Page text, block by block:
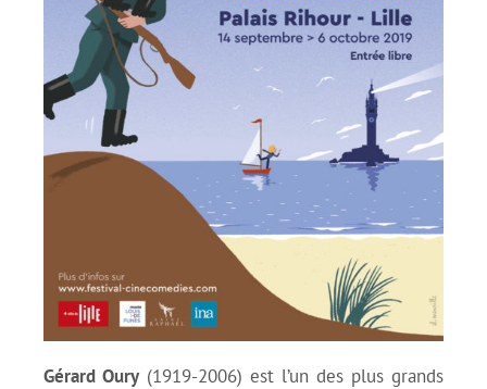
Gérard Oury (1919-2006) est l’un des plus grands